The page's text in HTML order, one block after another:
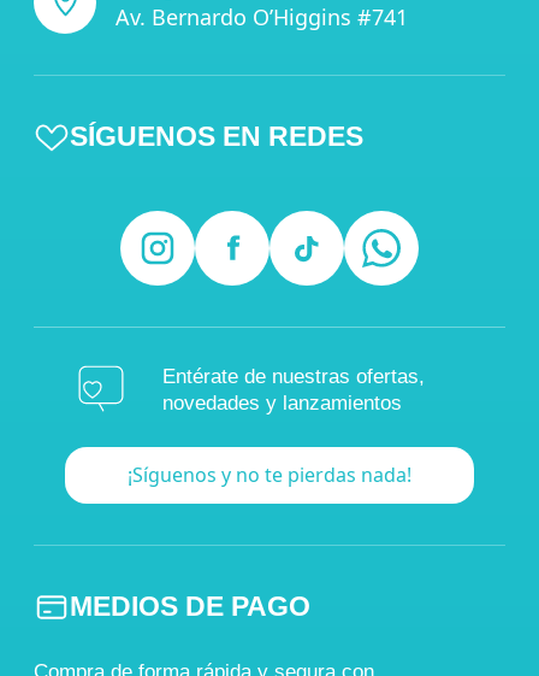
Av. Bernardo O’Higgins #741
SÍGUENOS EN REDES
Entérate de nuestras ofertas,
novedades y lanzamientos
¡Síguenos y no te pierdas nada!
MEDIOS DE PAGO
Compra de forma rápida y segura con